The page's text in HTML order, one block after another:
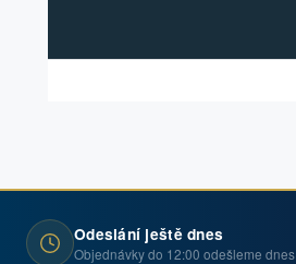
Odeslání ještě dnes
Objednávky do 12:00 odešleme dnes